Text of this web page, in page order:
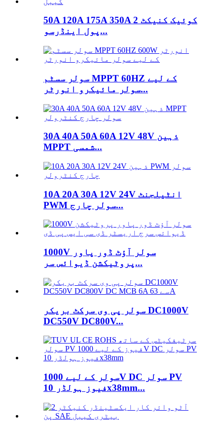
50A 120A 175A 350A کوئیک کنیکٹ 2
پول اینڈرسو...
سولر سسٹم MPPT 60HZ کے لیے
سولر مائیکرو انورٹر...
30A 40A 50A 60A 12V 48V ذہین
MPPT شمسی...
10A 20A 30A 12V 24V انٹیلجنٹ
PWM سولر چارج...
1000V سولر آؤٹ ڈور پاور
پروٹیکشن ڈیوائس سر...
سولر پی وی سرکٹ بریکر DC1000V
DC550V DC800V...
سولر کے لیے 1000V DC سولر PV
فیوز ہولڈر 10x38mm...